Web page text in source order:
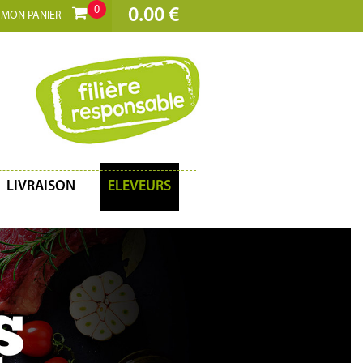
MON PANIER 0 0.00 €
LIVRAISON ELEVEURS